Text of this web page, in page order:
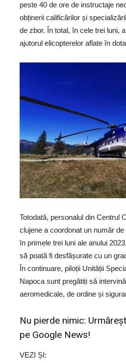
peste 40 de ore de instructaje
obținerii calificărilor și
de zbor. În total, în cele trei luni,
ajutorul elicopterelor aflate în
Totodată, personalul din Centrul
clujene a coordonat un număr
în primele trei luni ale anului
să poată fi desfășurate cu un
În continuare, piloții Unității
Napoca sunt pregătiți să
aeromedicale, de ordine și
Nu pierde nimic:
pe Google News!
VEZI ȘI: